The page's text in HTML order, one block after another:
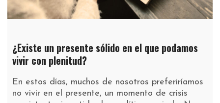
¿Existe un presente sólido en el que podamos
vivir con plenitud?
En estos días, muchos de nosotros preferiríamos
no vivir en el presente, un momento de crisis